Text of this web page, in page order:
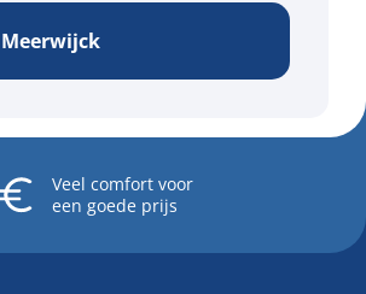
Veel comfort voor
een goede prijs